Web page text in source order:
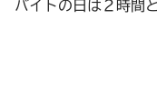
バイトの日は２時間